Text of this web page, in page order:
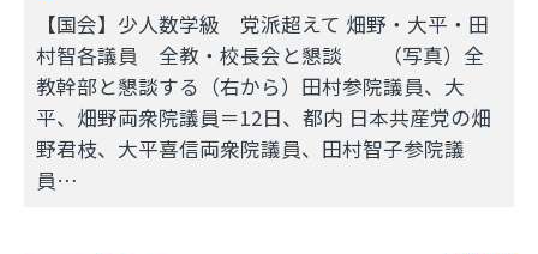
【国会】少人数学級 党派超えて 畑野・大平・田
村智各議員 全教・校長会と懇談 （写真）全
教幹部と懇談する（右から）田村参院議員、大
平、畑野両衆院議員＝12日、都内 日本共産党の畑
野君枝、大平喜信両衆院議員、田村智子参院議
員…